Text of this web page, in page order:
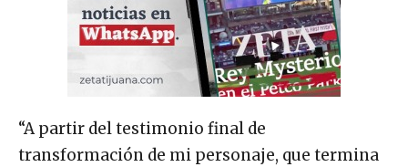
“A partir del testimonio final de
transformación de mi personaje, que termina